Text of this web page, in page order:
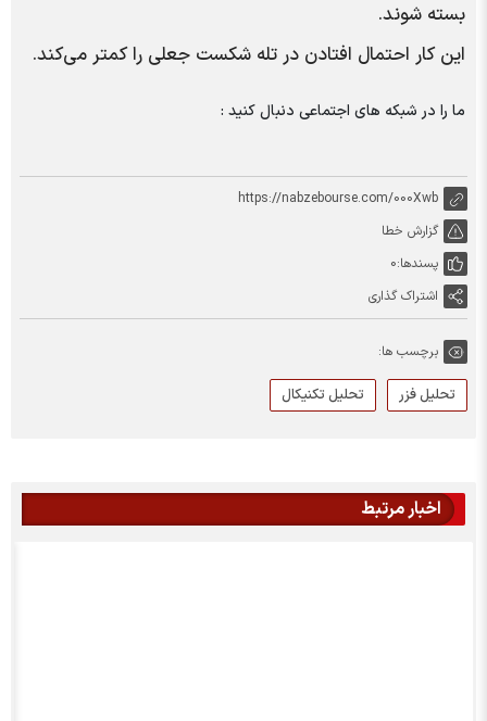
بسته شوند.
این کار احتمال افتادن در تله شکست جعلی را کمتر می‌کند.
ما را در شبکه های اجتماعی دنبال کنید :
https://nabzebourse.com/000Xwb
گزارش خطا
پسندها:0
اشتراک گذاری
برچسب ها:
تحلیل فزر تحلیل تکنیکال
اخبار مرتبط